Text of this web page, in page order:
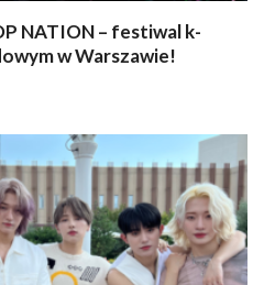
NATION – festiwal k-
w Warszawie!